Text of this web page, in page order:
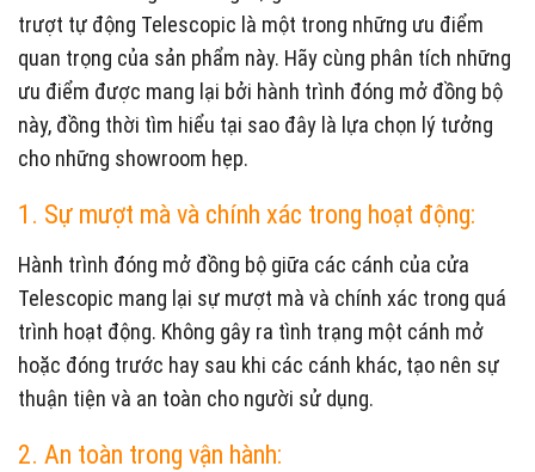
trượt tự động Telescopic là một trong những ưu điểm
quan trọng của sản phẩm này. Hãy cùng phân tích những
ưu điểm được mang lại bởi hành trình đóng mở đồng bộ
này, đồng thời tìm hiểu tại sao đây là lựa chọn lý tưởng
cho những showroom hẹp.
1. Sự mượt mà và chính xác trong hoạt động:
Hành trình đóng mở đồng bộ giữa các cánh của cửa
Telescopic mang lại sự mượt mà và chính xác trong quá
trình hoạt động. Không gây ra tình trạng một cánh mở
hoặc đóng trước hay sau khi các cánh khác, tạo nên sự
thuận tiện và an toàn cho người sử dụng.
2. An toàn trong vận hành: